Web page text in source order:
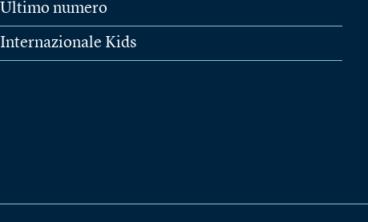
Ultimo numero
Internazionale Kids